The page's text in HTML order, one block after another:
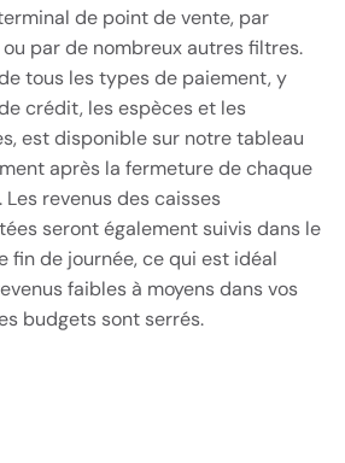
de point de vente, par
par de nombreux autres filtres.
tous les types de paiement, y
crédit, les espèces et les
est disponible sur notre tableau
après la fermeture de chaque
revenus des caisses
seront également suivis dans le
fin de journée, ce qui est idéal
faibles à moyens dans vos
budgets sont serrés.